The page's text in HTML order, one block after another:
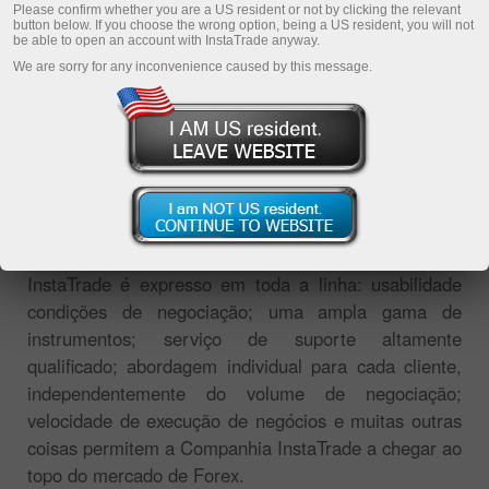
O broker internacional InstaTrade sempre se esforça
para oferecer aos seus clientes e parceiros os
InstaTrade é expresso em toda a linha: usabilidade
condições de negociação; uma ampla gama de
instrumentos; serviço de suporte altamente
qualificado; abordagem individual para cada cliente,
independentemente do volume de negociação;
velocidade de execução de negócios e muitas outras
coisas permitem a Companhia InstaTrade a chegar ao
topo do mercado de Forex.
Please confirm whether you are a US resident or not by clicking the relevant
button below. If you choose the wrong option, being a US resident, you will not
be able to open an account with InstaTrade anyway.
We are sorry for any inconvenience caused by this message.